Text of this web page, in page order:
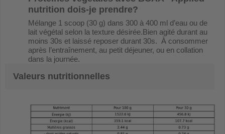
nutrition dois-je prendre?
Mélange 1 scoop (30 g) dans 300 à 400 ml d’eau ou de
lait végétal selon la texture désirée.Bien agité durant au
moins 30s et laissé reposer durant 30s. À consommer
après l’entraînement, au petit déjeuner, ou en collation
dans la journée.
Valeurs nutritionnelles